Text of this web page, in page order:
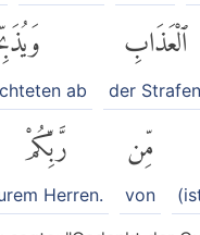
ٱلْعَذَابِ
der Strafen
ab
مِّن
von
رَّبِّكُمْ
Herren.